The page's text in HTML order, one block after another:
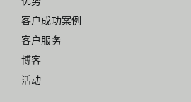
客户成功案例
客户服务
博客
活动